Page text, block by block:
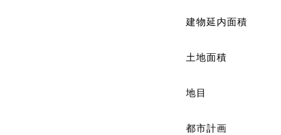
建物延内面積
土地面積
地目
都市計画